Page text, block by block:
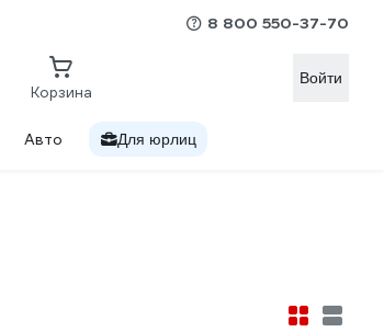
8 800 550-37-70
Корзина
Войти
Авто Для юрлиц